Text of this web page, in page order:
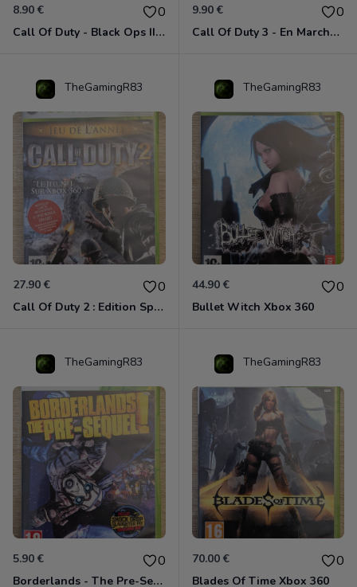
8.90 € 0
Call Of Duty - Black Ops II Xbox 360
9.90 € 0
Call Of Duty 3 - En Marche Vers Paris Xbox 360
TheGamingR83
27.90 € 0
Call Of Duty 2 : Edition Spéciale Xbox 360 GOTY
TheGamingR83
44.90 € 0
Bullet Witch Xbox 360
TheGamingR83
5.90 € 0
Borderlands - The Pre-Sequel ! Xbox 360
TheGamingR83
70.00 € 0
Blades Of Time Xbox 360